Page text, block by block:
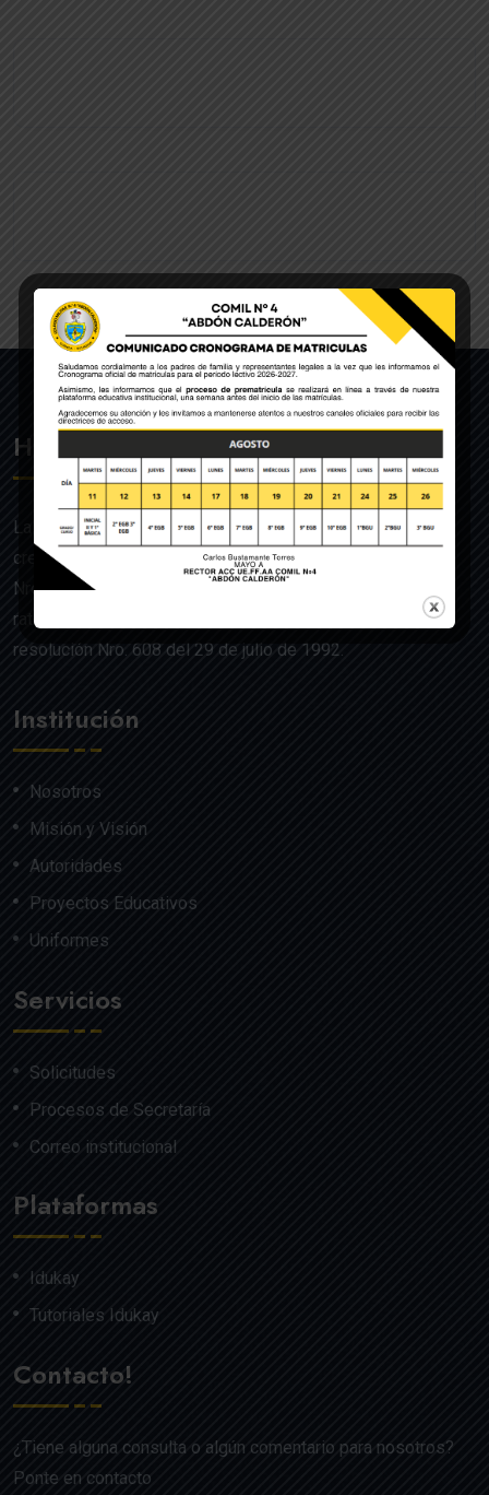
Historia
La UE de FF.AA. Colegio Militar N°4 “Abdón Calderón” fue
creado mediante Acuerdo Ministerial de la Orden General
Nro. 140, dado en Quito el 22 de julio del año 1992 y
ratificado por el Ministerio de Educación mediante
resolución Nro. 608 del 29 de julio de 1992.
Institución
Nosotros
Misión y Visión
Autoridades
Proyectos Educativos
Uniformes
Servicios
Solicitudes
Procesos de Secretaría
Correo institucional
Plataformas
Idukay
Tutoriales Idukay
Contacto!
¿Tiene alguna consulta o algún comentario para nosotros?
Ponte en contacto